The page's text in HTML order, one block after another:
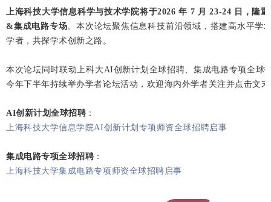
上海科技大学信息科学与技术学院将于2026 年 7 月 23-24 日，隆
&集成电路专场。本次论坛聚焦信息科技前沿领域，搭建高水平学
学者，共探学术创新之路。
本次论坛同时联动上科大AI创新计划全球招聘、集成电路专项全球
今年下半年持续举办学者论坛活动，欢迎海内外学者关注并点击文
AI创新计划全球招聘 ：
上海科技大学信息学院AI创新计划专项师资全球招聘启事
集成电路专项全球招聘 ：
上海科技大学集成电路专项师资全球招聘启事